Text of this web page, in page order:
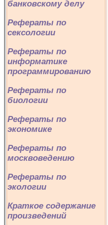
банковскому делу
Рефераты по
сексологии
Рефераты по
информатике
программированию
Рефераты по
биологии
Рефераты по
экономике
Рефераты по
москвоведению
Рефераты по
экологии
Краткое содержание
произведений